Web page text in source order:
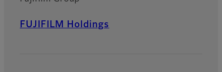
FUJIFILM Holdings